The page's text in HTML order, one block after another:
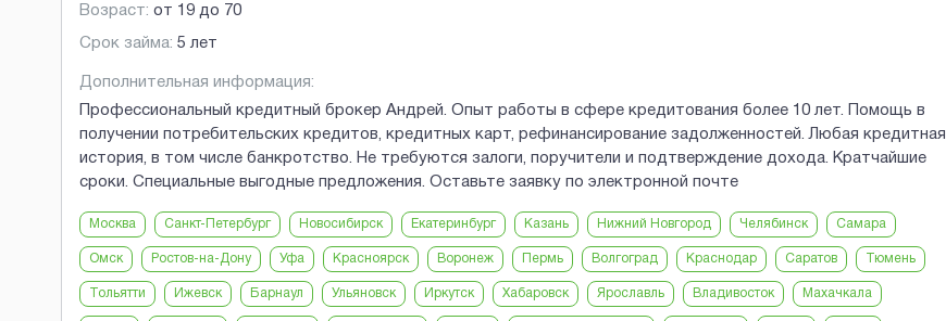
Возраст: от 19 до 70
Срок займа: 5 лет
Дополнительная информация:
Профессиональный кредитный брокер Андрей. Опыт работы в сфере кредитования более 10 лет. Помощь в
получении потребительских кредитов, кредитных карт, рефинансирование задолженностей. Любая кредитная
история, в том числе банкротство. Не требуются залоги, поручители и подтверждение дохода. Кратчайшие
сроки. Специальные выгодные предложения. Оставьте заявку по электронной почте
Москва Санкт-Петербург Новосибирск Екатеринбург Казань Нижний Новгород Челябинск Самара
Омск Ростов-на-Дону Уфа Красноярск Воронеж Пермь Волгоград Краснодар Саратов Тюмень
Тольятти Ижевск Барнаул Ульяновск Иркутск Хабаровск Ярославль Владивосток Махачкала